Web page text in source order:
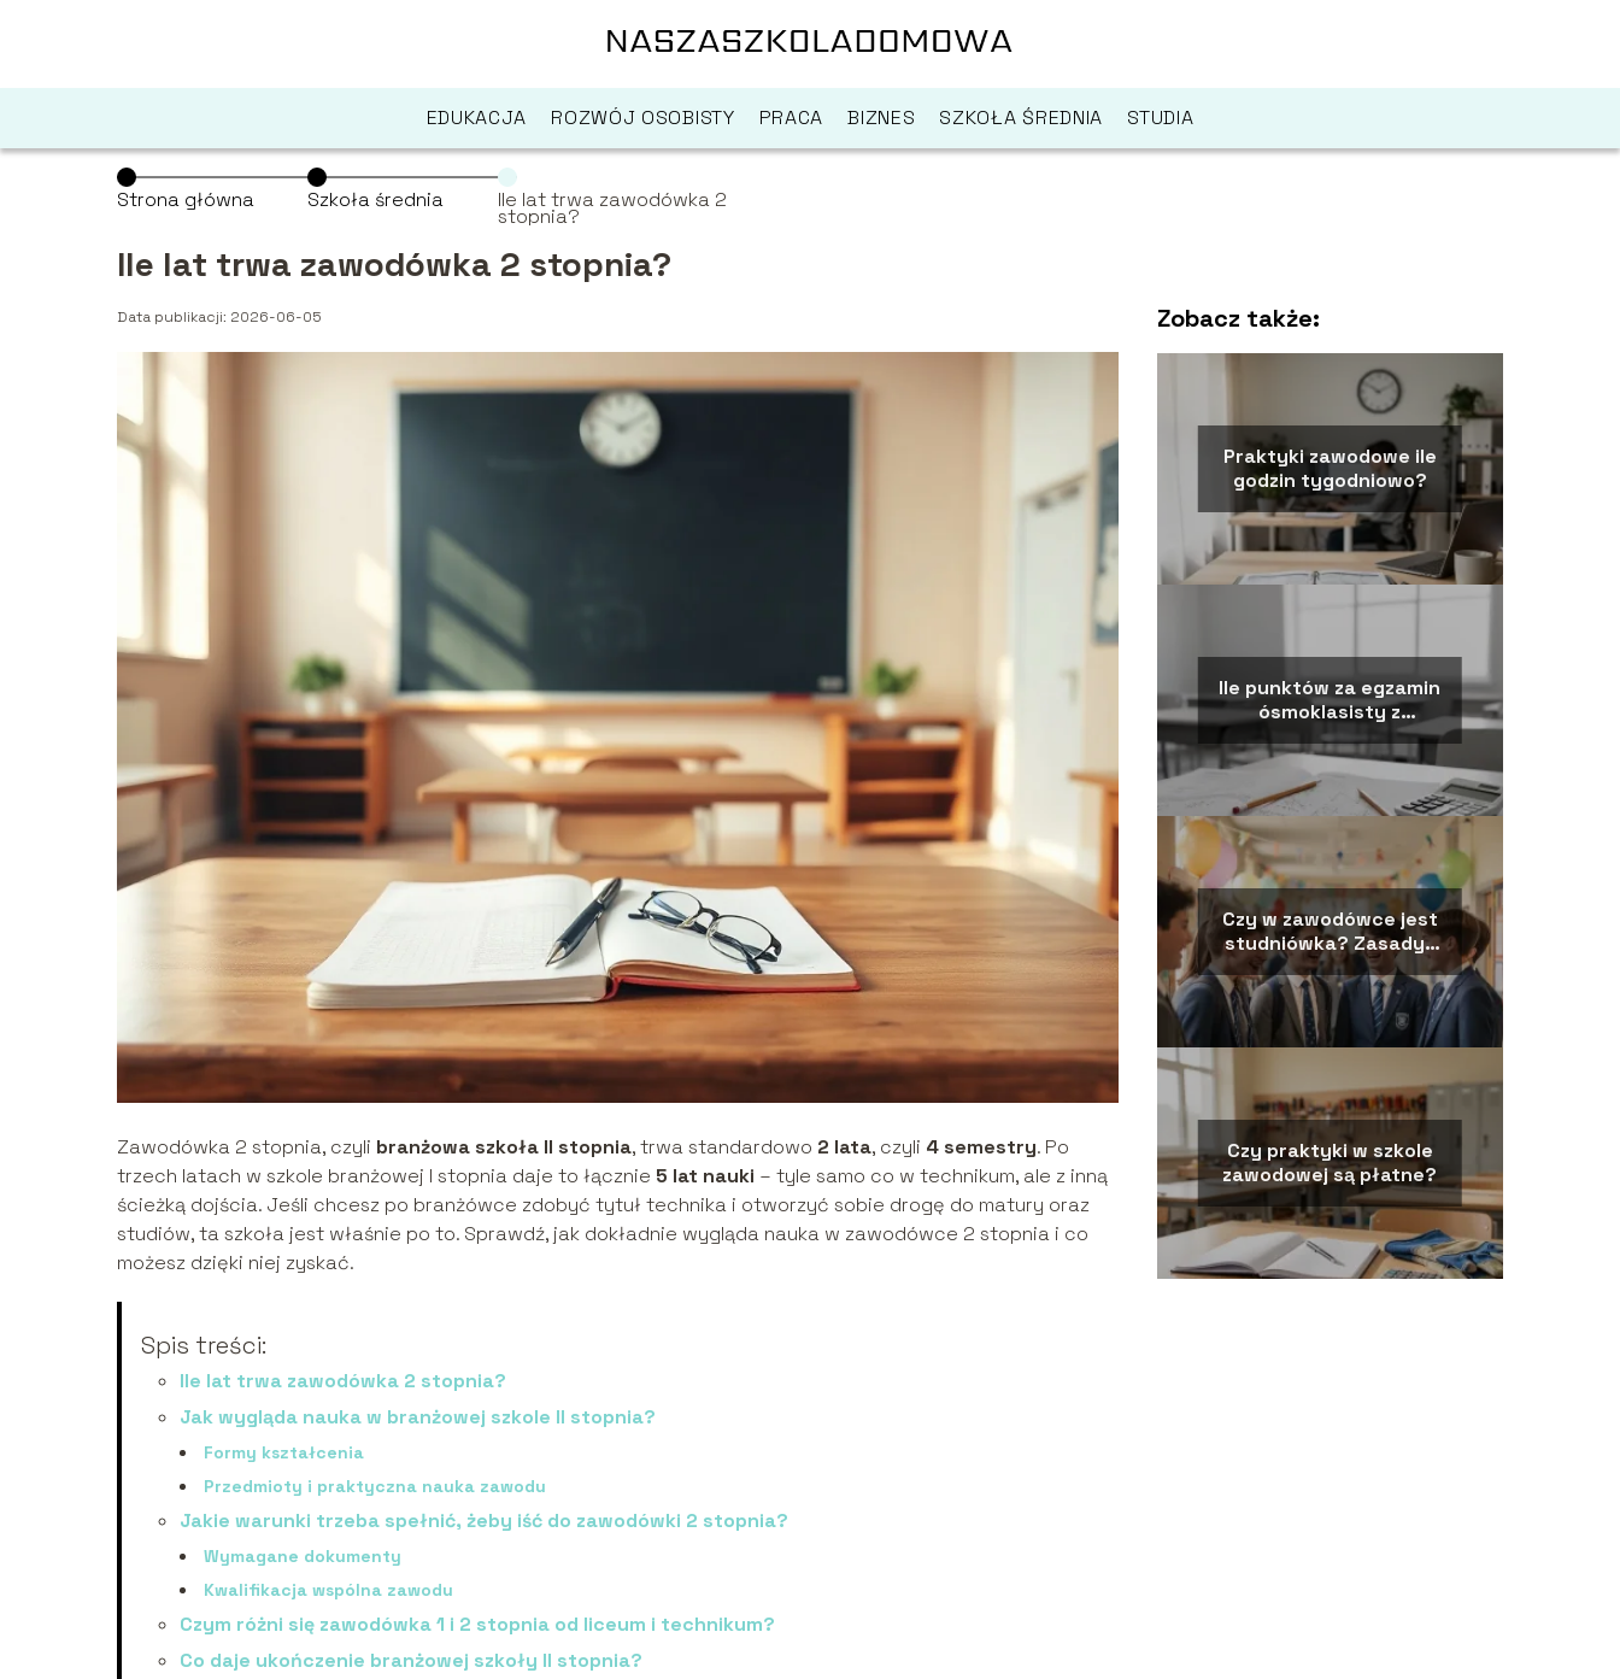
EDUKACJA ROZWÓJ OSOBISTY PRACA BIZNES SZKOŁA ŚREDNIA STUDIA
Strona główna Szkoła średnia Ile lat trwa zawodówka 2
stopnia?
Ile lat trwa zawodówka 2 stopnia?
Data publikacji: 2026-06-05
Zawodówka 2 stopnia, czyli branżowa szkoła II stopnia, trwa standardowo 2 lata, czyli 4 semestry. Po
trzech latach w szkole branżowej I stopnia daje to łącznie 5 lat nauki – tyle samo co w technikum, ale z inną
ścieżką dojścia. Jeśli chcesz po branżówce zdobyć tytuł technika i otworzyć sobie drogę do matury oraz
studiów, ta szkoła jest właśnie po to. Sprawdź, jak dokładnie wygląda nauka w zawodówce 2 stopnia i co
możesz dzięki niej zyskać.
Spis treści:
Ile lat trwa zawodówka 2 stopnia?
Jak wygląda nauka w branżowej szkole II stopnia?
Formy kształcenia
Przedmioty i praktyczna nauka zawodu
Jakie warunki trzeba spełnić, żeby iść do zawodówki 2 stopnia?
Wymagane dokumenty
Kwalifikacja wspólna zawodu
Czym różni się zawodówka 1 i 2 stopnia od liceum i technikum?
Co daje ukończenie branżowej szkoły II stopnia?
Zobacz także:
Praktyki zawodowe ile
godzin tygodniowo?
Ile punktów za egzamin
ósmoklasisty z
matematyki?
Czy w zawodówce jest
studniówka? Zasady i
wyjątki
Czy praktyki w szkole
zawodowej są płatne?